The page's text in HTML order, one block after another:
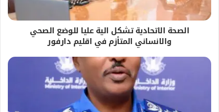
الصحة الاتحادية تشكل الية عليا للوضع الصحي
والانساني المتأزم في اقليم دارفور